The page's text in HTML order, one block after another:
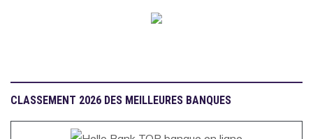
CLASSEMENT 2026 DES MEILLEURES BANQUES